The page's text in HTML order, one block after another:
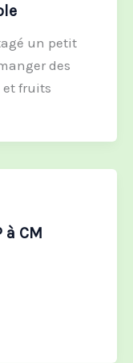
un petit
des
et fruits
à CM